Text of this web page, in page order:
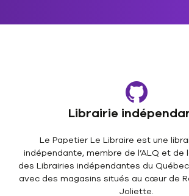
Librairie
Le Papetier Le Libraire est une
indépendante, membre de l’ALQ et de
des Librairies indépendantes du
avec des magasins situés au cœur de
Joliette.